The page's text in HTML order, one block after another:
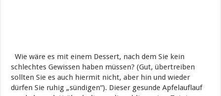
Wie wäre es mit einem Dessert, nach dem Sie kein
schlechtes Gewissen haben müssen? (Gut, übertreiben
sollten Sie es auch hiermit nicht, aber hin und wieder
dürfen Sie ruhig „sündigen“). Dieser gesunde Apfelauflauf